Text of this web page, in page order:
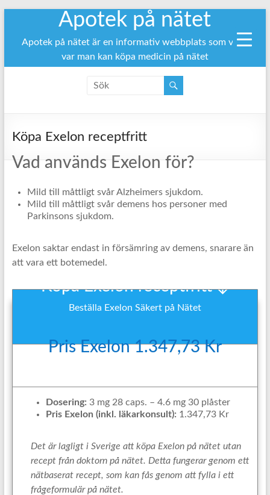
innehåll
Apotek på nätet
Apotek på nätet är en informativ webbplats som visar
var man kan köpa medicin på nätet
Köpa Exelon receptfritt
Vad används Exelon för?
Mild till måttligt svår Alzheimers sjukdom.
Mild till måttligt svår demens hos personer med
Parkinsons sjukdom.
Exelon saktar endast in försämring av demens, snarare än
att vara ett botemedel.
Köpa Exelon receptfritt ↓
Beställa Exelon Säkert på Nätet
Pris Exelon 1.347,73 Kr
Dosering: 3 mg 28 caps. – 4.6 mg 30 plåster
Pris Exelon (inkl. läkarkonsult): 1.347,73 Kr
Det är lagligt i Sverige att köpa Exelon på nätet utan
recept från doktorn på nätet. Detta fungerar genom ett
nätbaserat recept, som kan fås genom att fylla i ett
frågeformulär på nätet.